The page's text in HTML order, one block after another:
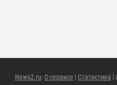
News2.ru: О сервисе | Статистика |